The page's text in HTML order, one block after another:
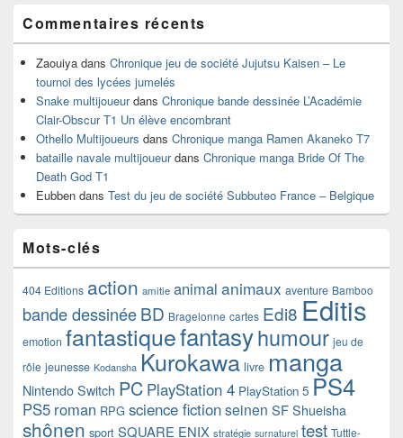
Commentaires récents
Zaouiya dans Chronique jeu de société Jujutsu Kaisen – Le
tournoi des lycées jumelés
Snake multijoueurdans Chronique bande dessinée L’Académie
Clair-Obscur T1 Un élève encombrant
Othello Multijoueurs dans Chronique manga Ramen Akaneko T7
bataille navale multijoueurdans Chronique manga Bride Of The
Death God T1
Eubben dans Test du jeu de société Subbuteo France – Belgique
Mots-clés
404 Editions action amitie animal animaux aventure Bamboo
bande dessinéeBD Bragelonne cartes Edi8 Editis
emotion fantastiquefantasyhumour jeu de
rôle jeunesse Kodansha Kurokawa livre manga
Nintendo Switch PC PlayStation 4 PlayStation 5 PS4
PS5 roman RPG science fictionseinen SF Shueisha
shônen sport SQUARE ENIX stratégie surnaturel test Tuttle-